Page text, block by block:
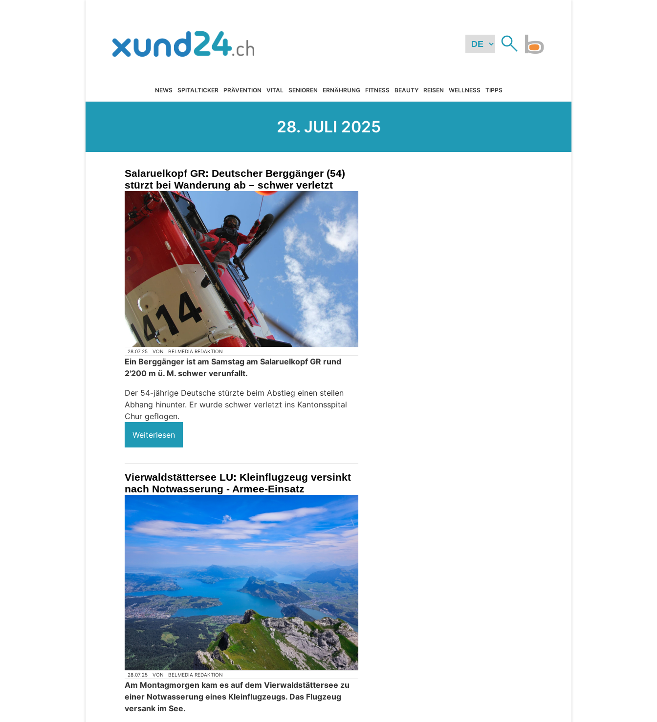
NEWS SPITALTICKER PRÄVENTION VITAL SENIOREN ERNÄHRUNG FITNESS BEAUTY REISEN WELLNESS TIPPS
28. JULI 2025
Salaruelkopf GR: Deutscher Berggänger (54)
stürzt bei Wanderung ab – schwer verletzt
28.07.25 VON BELMEDIA REDAKTION
Ein Berggänger ist am Samstag am Salaruelkopf GR rund
2'200 m ü. M. schwer verunfallt.
Der 54-jährige Deutsche stürzte beim Abstieg einen steilen
Abhang hinunter. Er wurde schwer verletzt ins Kantonsspital
Chur geflogen.
Weiterlesen
Vierwaldstättersee LU: Kleinflugzeug versinkt
nach Notwasserung - Armee-Einsatz
28.07.25 VON BELMEDIA REDAKTION
Am Montagmorgen kam es auf dem Vierwaldstättersee zu
einer Notwasserung eines Kleinflugzeugs. Das Flugzeug
versank im See.